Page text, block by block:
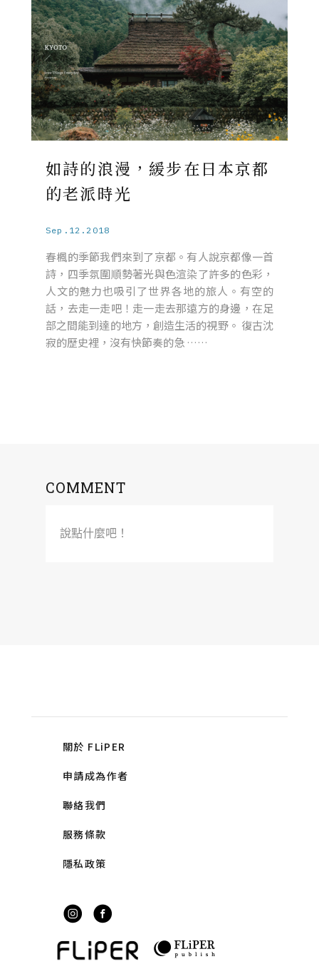
如詩的浪漫，緩步在日本京都
的老派時光
Sep.12.2018
春楓的季節我們來到了京都。有人說京都像一首
詩，四季氛圍順勢著光與色渲染了許多的色彩，
人文的魅力也吸引了世界各地的旅人。有空的
話，去走一走吧！走一走去那遠方的身邊，在足
部之間能到達的地方，創造生活的視野。 復古沈
寂的歷史裡，沒有快節奏的急 ……
COMMENT
說點什麼吧！
關於 FLiPER
申請成為作者
聯絡我們
服務條款
隱私政策